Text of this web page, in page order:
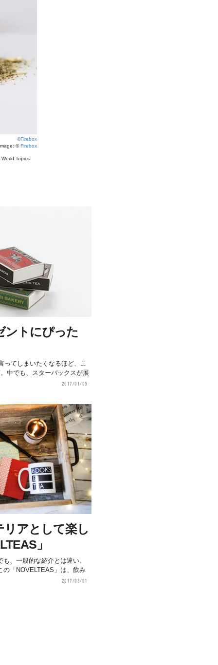
©Firebox
© Firebox
World Topics
ントにぴった
ってしまいたくなるほど、こ
中でも、スターバックスが展
2017/01/05
アとして楽し
」
、一般的な紹介とは違い、
の「NOVELTEAS」は、飲み
2017/03/01